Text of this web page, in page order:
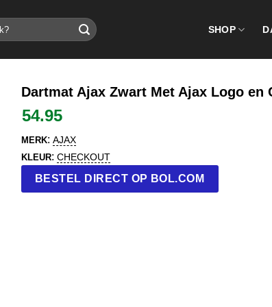
SHOP
Dartmat Ajax Zwart Met Ajax Logo en
54.95
MERK: AJAX
KLEUR: CHECKOUT
BESTEL DIRECT OP BOL.COM